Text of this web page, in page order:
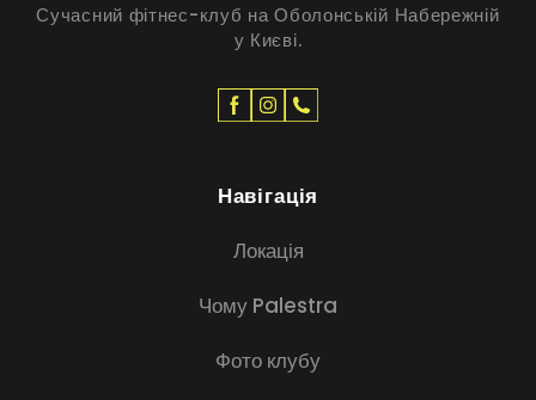
Сучасний фітнес-клуб на Оболонській Набережній
у Києві.
Навігація
Локація
Чому Palestra
Фото клубу